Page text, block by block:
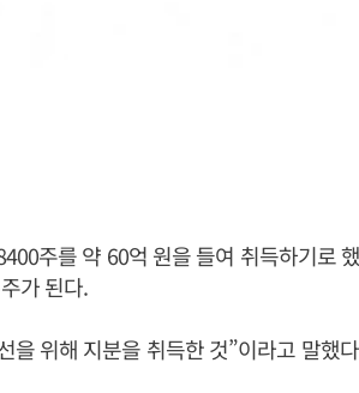
주를 약 60억 원을 들여 취득하기로
가 된다.
을 위해 지분을 취득한 것”이라고 말했